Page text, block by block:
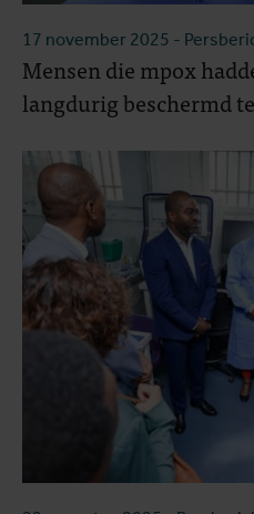
17 november 2025 -
Mensen die mpox
langdurig beschermd